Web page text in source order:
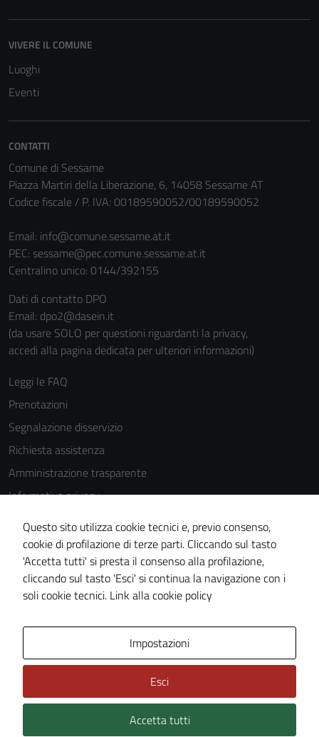
VIVERE IL COMUNE
Luoghi
Eventi
CONTATTI
Comune di Sessame
Piazza Martiri della Liberazione, 6, 14058 Sessame AT
Codice fiscale / P. IVA: 00189590052/00189590052
Email: info@comune.sessame.at.it
PEC: sessame@pec.comune.sessame.at.it
Centralino unico: 0144/392155
Dati di contatto DPO
Email: dpo2@dasein.it
(da usare SOLO per questioni riguardanti la privacy,
accedi alla pagina dedicata per ulteriori informazioni)
Leggi le FAQ
Prenotazioni
Segnalazione disservizio
Richiesta assistenza
Amministrazione trasparente
Informativa privacy
Cookie Policy
Note legali
Dichiarazione di accessibilità
Piano di miglioramento del sito
Technical Design s.r.l.
Questo sito utilizza cookie tecnici e, previo consenso,
cookie di profilazione di terze parti. Cliccando sul tasto
'Accetta tutti' si presta il consenso alla profilazione,
cliccando sul tasto 'Esci' si continua la navigazione con i
soli cookie tecnici. Link alla cookie policy
Impostazioni
Esci
Accetta tutti
Questi cookie